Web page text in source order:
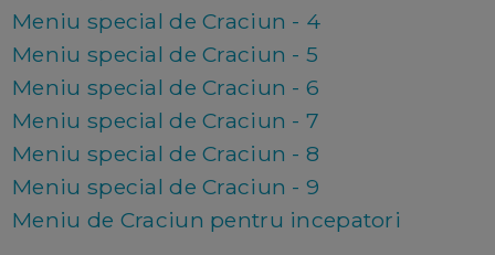
Meniu special de Craciun - 4
Meniu special de Craciun - 5
Meniu special de Craciun - 6
Meniu special de Craciun - 7
Meniu special de Craciun - 8
Meniu special de Craciun - 9
Meniu de Craciun pentru incepatori